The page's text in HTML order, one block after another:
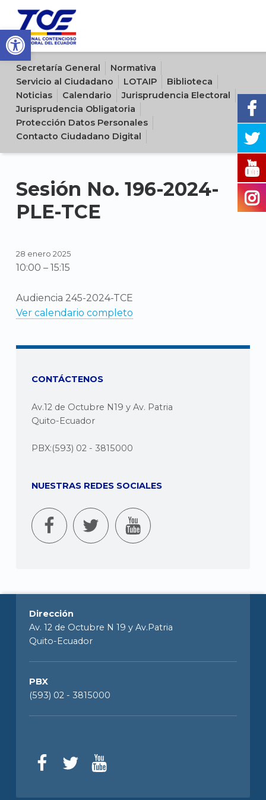
Open toolbar
Sitio oficial del Tribunal Contencioso Electoral del Ecuador
Secretaría General
Normativa
Servicio al Ciudadano
LOTAIP
Biblioteca
Noticias
Calendario
Jurisprudencia Electoral
Jurisprudencia Obligatoria
Protección Datos Personales
Contacto Ciudadano Digital
Sesión No. 196-2024-
PLE-TCE
28 enero 2025
10:00 – 15:15
Audiencia 245-2024-TCE
Ver calendario completo
CONTÁCTENOS
Av.12 de Octubre N19 y Av. Patria
Quito-Ecuador
PBX:(593) 02 - 3815000
NUESTRAS REDES SOCIALES
Dirección
Av. 12 de Octubre N 19 y Av.Patria
Quito-Ecuador
PBX
(593) 02 - 3815000